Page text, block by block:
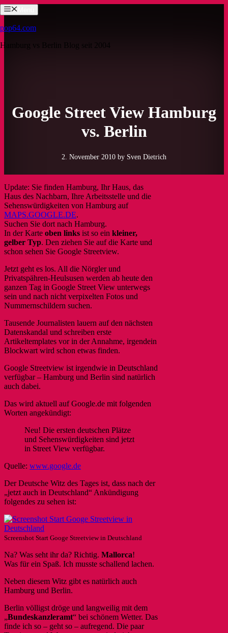
Zum
Inhalt
springen
pop64.com
Hamburg vs Berlin Blog seit 2004
Google Street View Hamburg
vs. Berlin
2. November 2010 by Sven Dietrich
Update: Sie finden Hamburg, Ihr Haus, das
Haus des Nachbarn, Ihre Arbeitsstelle und die
Sehenswürdigkeiten von Hamburg auf
MAPS.GOOGLE.DE.
Suchen Sie dort nach Hamburg.
In der Karte oben links ist so ein kleiner,
gelber Typ. Den ziehen Sie auf die Karte und
schon sehen Sie Google Streetview.
Jetzt geht es los. All die Nörgler und
Privatspähren-Heulsusen werden ab heute den
ganzen Tag in Google Street View unterwegs
sein und nach nicht verpixelten Fotos und
Nummernschildern suchen.
Tausende Journalisten lauern auf den nächsten
Datenskandal und schreiben erste
Artikeltemplates vor in der Annahme, irgendein
Blockwart wird schon etwas finden.
Google Streetview ist irgendwie in Deutschland
verfügbar – Hamburg und Berlin sind natürlich
auch dabei.
Das wird aktuell auf Google.de mit folgenden
Worten angekündigt:
Neu! Die ersten deutschen Plätze
und Sehenswürdigkeiten sind jetzt
in Street View verfügbar.
Quelle: www.google.de
Der Deutsche Witz des Tages ist, dass nach der
„jetzt auch in Deutschland“ Ankündigung
folgendes zu sehen ist:
Screenshot Start Googe Streetview in Deutschland
Na? Was seht ihr da? Richtig. Mallorca!
Was für ein Spaß. Ich musste schallend lachen.
Neben diesem Witz gibt es natürlich auch
Hamburg und Berlin.
Berlin völligst dröge und langweilig mit dem
„Bundeskanzleramt“ bei schönem Wetter. Das
finde ich so – geht so – aufregend. Die paar